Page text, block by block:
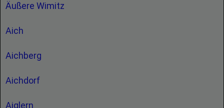
Äußere Wimitz
Aich
Aichberg
Aichdorf
Aiglern